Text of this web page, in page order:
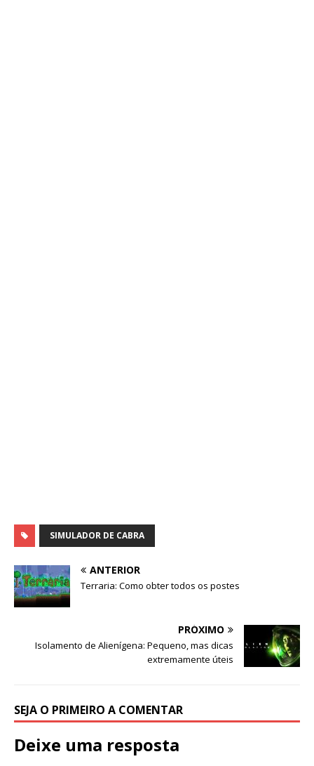
SIMULADOR DE CABRA
ANTERIOR
Terraria: Como obter todos os postes
PRÓXIMO
Isolamento de Alienígena: Pequeno, mas dicas
extremamente úteis
SEJA O PRIMEIRO A COMENTAR
Deixe uma resposta